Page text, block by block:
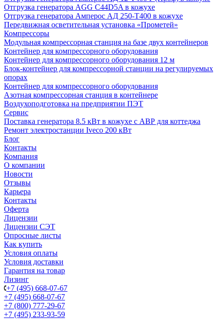
Отгрузка генератора AGG C44D5A в кожухе
Отгрузка генератора Амперос АД 250-Т400 в кожухе
Передвижная осветительная установка «Прометей»
Компрессоры
Модульная компрессорная станция на базе двух контейнеров
Контейнер для компрессорного оборудования
Контейнер для компрессорного оборудования 12 м
Блок-контейнер для компрессорной станции на регулируемых
опорах
Контейнер для компрессорного оборудования
Азотная компрессорная станция в контейнере
Воздухоподготовка на предприятии ПЭТ
Сервис
Поставка генератора 8.5 кВт в кожухе с АВР для коттеджа
Ремонт электростанции Iveco 200 кВт
Блог
Контакты
Компания
О компании
Новости
Отзывы
Карьера
Контакты
Оферта
Лицензии
Лицензии СЭТ
Опросные листы
Как купить
Условия оплаты
Условия доставки
Гарантия на товар
Лизинг
+7 (495) 668-07-67
+7 (495) 668-07-67
+7 (800) 777-29-67
+7 (495) 233-93-59